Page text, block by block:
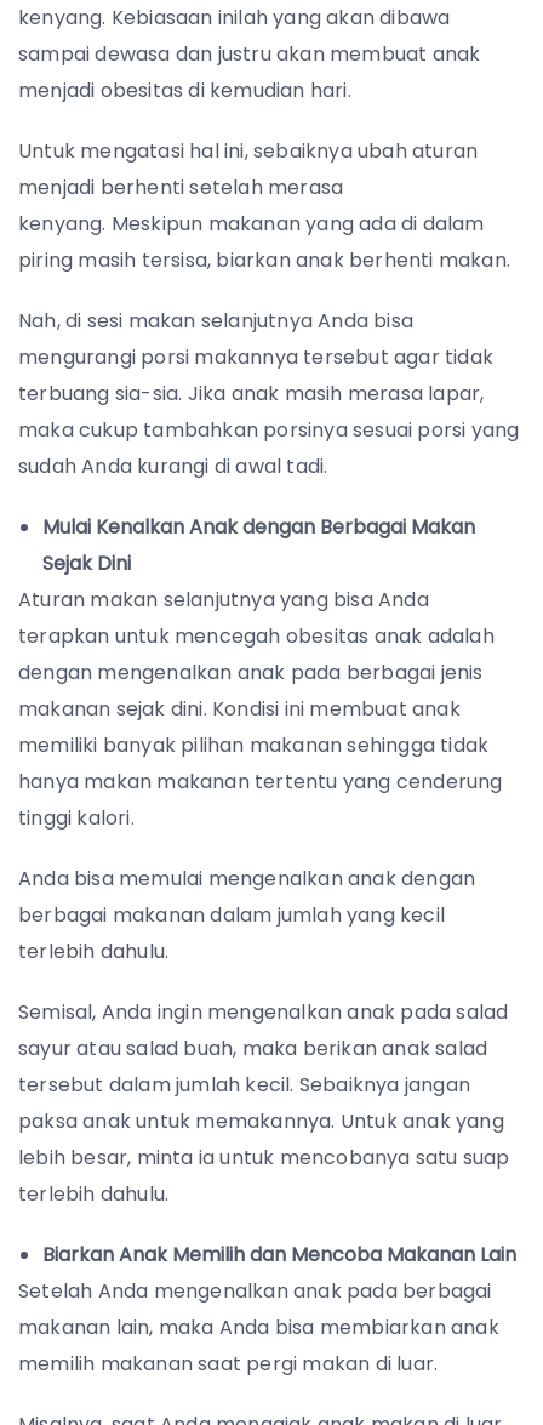
kenyang. Kebiasaan inilah yang akan dibawa
sampai dewasa dan justru akan membuat anak
menjadi obesitas di kemudian hari.
Untuk mengatasi hal ini, sebaiknya ubah aturan
menjadi berhenti setelah merasa
kenyang. Meskipun makanan yang ada di dalam
piring masih tersisa, biarkan anak berhenti makan.
Nah, di sesi makan selanjutnya Anda bisa
mengurangi porsi makannya tersebut agar tidak
terbuang sia-sia. Jika anak masih merasa lapar,
maka cukup tambahkan porsinya sesuai porsi yang
sudah Anda kurangi di awal tadi.
Mulai Kenalkan Anak dengan Berbagai Makan
Sejak Dini
Aturan makan selanjutnya yang bisa Anda
terapkan untuk mencegah obesitas anak adalah
dengan mengenalkan anak pada berbagai jenis
makanan sejak dini. Kondisi ini membuat anak
memiliki banyak pilihan makanan sehingga tidak
hanya makan makanan tertentu yang cenderung
tinggi kalori.
Anda bisa memulai mengenalkan anak dengan
berbagai makanan dalam jumlah yang kecil
terlebih dahulu.
Semisal, Anda ingin mengenalkan anak pada salad
sayur atau salad buah, maka berikan anak salad
tersebut dalam jumlah kecil. Sebaiknya jangan
paksa anak untuk memakannya. Untuk anak yang
lebih besar, minta ia untuk mencobanya satu suap
terlebih dahulu.
Biarkan Anak Memilih dan Mencoba Makanan Lain
Setelah Anda mengenalkan anak pada berbagai
makanan lain, maka Anda bisa membiarkan anak
memilih makanan saat pergi makan di luar.